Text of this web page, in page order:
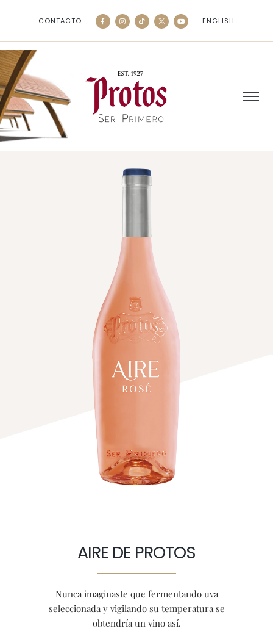
CONTACTO ENGLISH
AIRE DE PROTOS
Nunca imaginaste que fermentando uva
seleccionada y vigilando su temperatura se
obtendría un vino así.